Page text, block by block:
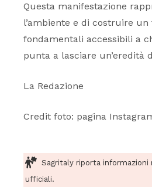
Questa manifestazione
l’ambiente e di costruire
fondamentali accessibili a
punta a lasciare un’eredità
La Redazione
Credit foto: pagina
Sagritaly riporta
ufficiali.